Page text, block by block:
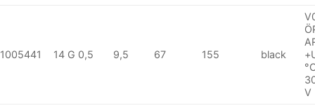
1005441 14 G 0,5 9,5 67 155 black
V